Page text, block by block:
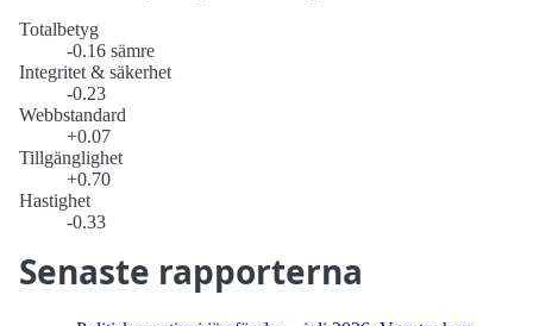
Totalbetyg
-0.16 sämre
Integritet & säkerhet
-0.23
Webbstandard
+0.07
Tillgänglighet
+0.70
Hastighet
-0.33
Senaste rapporterna